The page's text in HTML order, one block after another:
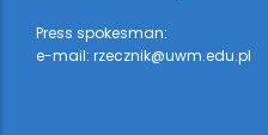
Press spokesman:
e-mail: rzecznik@uwm.edu.pl